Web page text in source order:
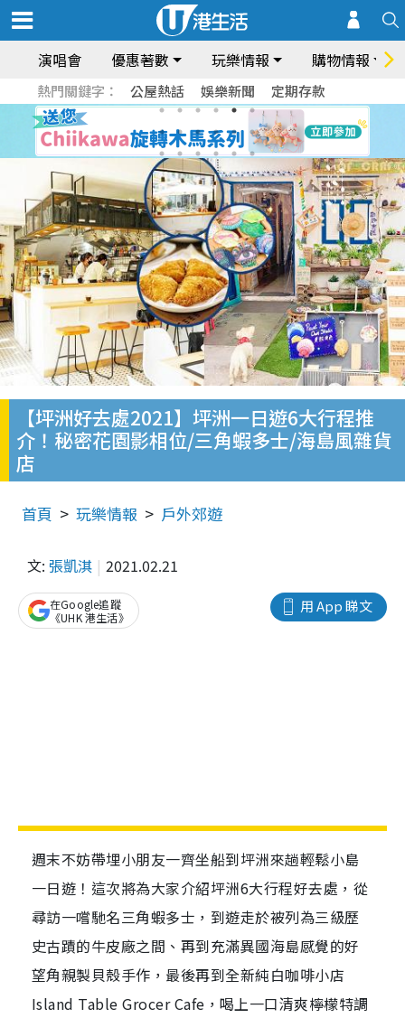
演唱會 優惠著數 玩樂情報 購物情報
熱門關鍵字： 公屋熱話 娛樂新聞 定期存款
【坪洲好去處2021】坪洲一日遊6大行程推
介！秘密花園影相位/三角蝦多士/海島風雜貨
店
首頁 玩樂情報 戶外郊遊
文: 張凱淇 2021.02.21
用 App 睇文
在Google追蹤
《UHK 港生活》
週末不妨帶埋小朋友一齊坐船到坪洲來趟輕鬆小島
一日遊！這次將為大家介紹坪洲6大行程好去處，從
尋訪一嚐馳名三角蝦多士，到遊走於被列為三級歷
史古蹟的牛皮廠之間、再到充滿異國海島感覺的好
望角親製貝殼手作，最後再到全新純白咖啡小店
Island Table Grocer Cafe，喝上一口清爽檸檬特調